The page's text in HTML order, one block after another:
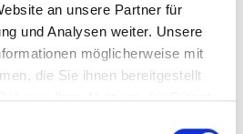
an unsere Partner für
und Analysen weiter. Unsere
möglicherweise mit
die Sie ihnen bereitgestellt
Ihrer Nutzung der Dienste
für die Situation ihrer
Ihren Zahnarzt frühzeitig, wenn
oder vor Beginn der
an. Möglicherweise hilft schon
Ihre Anspannung zu lösen. Im